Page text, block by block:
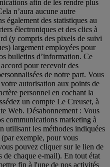
afin de les rendre plus
n’aura aucune autre
également des statistiques au
électroniques et des clics à
(y compris des pixels de suivi
largement employées pour
bulletins d’information. Ce
pour recevoir des
de notre part. Vous
autorisation aux points de
personnel en cochant la
un compte Le Creuset, à
Web. Désabonnement : Vous
communications marketing à
utilisant les méthodes indiquées
exemple, pour vous
pouvez cliquer sur le lien de
de chaque e-mail). En tout état
fin à l'une de nos activités